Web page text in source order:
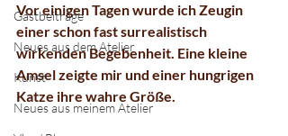
Gastbeiträge
Neues aus dem Atelier
Kunst
Neues aus meinem Atelier
Vor einigen Tagen wurde ich Zeugin
einer schon fast surrealistisch
wirkenden Begebenheit. Eine kleine
Amsel zeigte mir und einer hungrigen
Katze ihre wahre Größe.